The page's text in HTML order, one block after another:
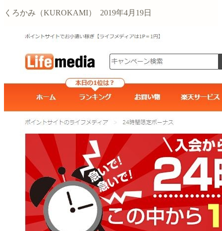
くろかみ（KUROKAMI） 2019年4月19日